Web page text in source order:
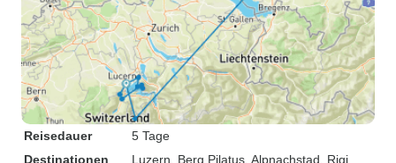
Reisedauer
5 Tage
Destinationen
Luzern , Berg Pilatus , Alpnachstad , Rigi